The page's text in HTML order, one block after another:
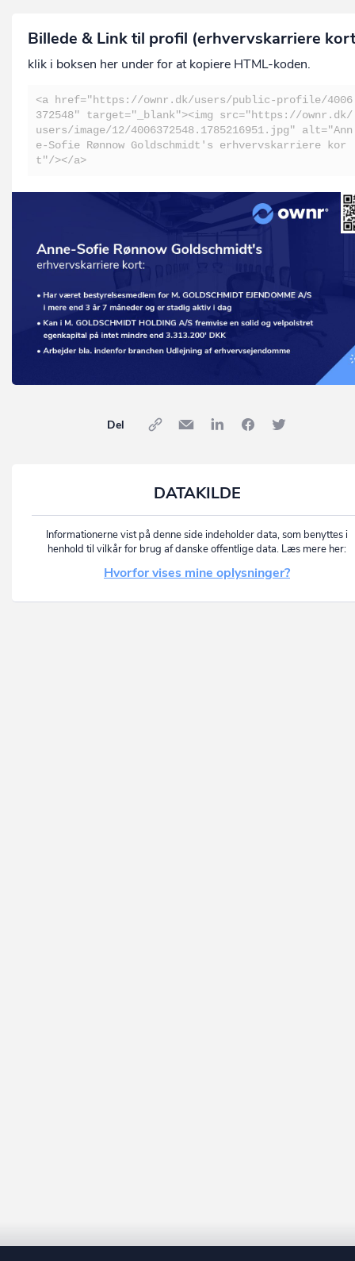
Billede & Link til profil (erhvervskarriere
klik i boksen her under for at kopiere HTML-koden.
<a href="https://ownr.dk/users/public-profile/4006
372548" target="_blank"><img src="https://ownr.dk/
users/image/12/4006372548.1785216951.jpg" alt="Ann
e-Sofie Rønnow Goldschmidt's erhvervskarriere kor
t"/></a>
Del
DATAKILDE
Informationerne vist på denne side indeholder data, som benyttes i
henhold til vilkår for brug af danske offentlige data. Læs mere her:
Hvorfor vises mine oplysninger?